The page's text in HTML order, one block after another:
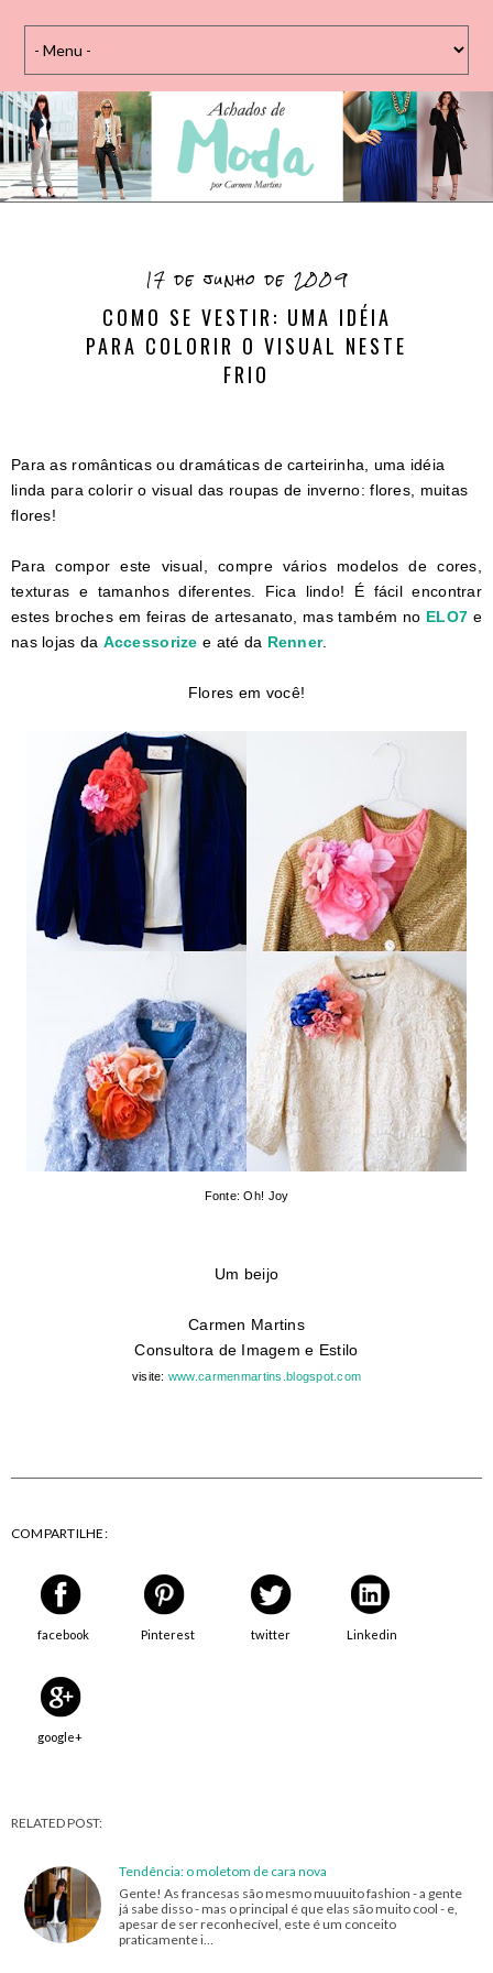
17 de junho de 2009
COMO SE VESTIR: UMA IDÉIA
PARA COLORIR O VISUAL NESTE
FRIO
Para as românticas ou dramáticas de carteirinha, uma idéia
linda para colorir o visual das roupas de inverno: flores, muitas
flores!
Para compor este visual, compre vários modelos de cores,
texturas e tamanhos diferentes. Fica lindo! É fácil encontrar
estes broches em feiras de artesanato, mas também no ELO7 e
nas lojas da Accessorize e até da Renner.
Flores em você!
Fonte: Oh! Joy
Um beijo
Carmen Martins
Consultora de Imagem e Estilo
visite: www.carmenmartins.blogspot.com
COMPARTILHE:
facebook Pinterest twitter Linkedin
google+
RELATED POST:
Tendência: o moletom de cara nova
Gente! As francesas são mesmo muuuito fashion - a gente
já sabe disso - mas o principal é que elas são muito cool - e,
apesar de ser reconhecível, este é um conceito
praticamente i…